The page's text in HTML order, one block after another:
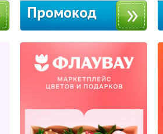
Промокод